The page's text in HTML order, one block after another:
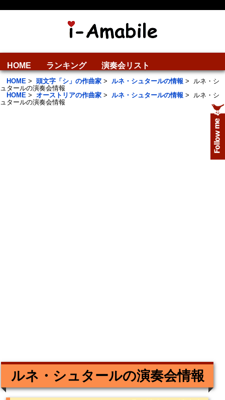
HOME ランキング 演奏会リスト
HOME > 頭文字「シ」の作曲家 > ルネ・シュタールの情報 > ルネ・シ
ュタールの演奏会情報
HOME > オーストリアの作曲家 > ルネ・シュタールの情報 > ルネ・シ
ュタールの演奏会情報
ルネ・シュタールの演奏会情報